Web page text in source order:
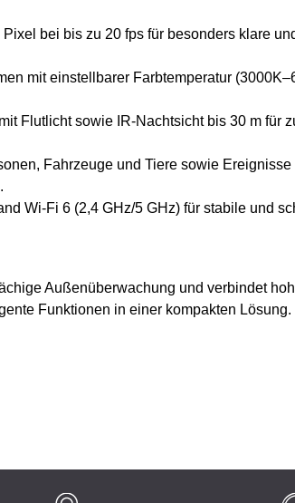
Pixel bei bis zu 20 fps für besonders klare
mit einstellbarer Farbtemperatur
Flutlicht sowie IR-Nachtsicht bis 30 m für
Fahrzeuge und Tiere sowie Ereignisse
Wi-Fi 6 (2,4 GHz/5 GHz) für stabile und
Außenüberwachung und verbindet
Funktionen in einer kompakten Lösung.